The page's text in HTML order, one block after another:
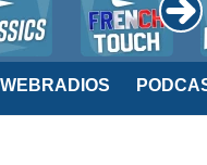
WEBRADIOS